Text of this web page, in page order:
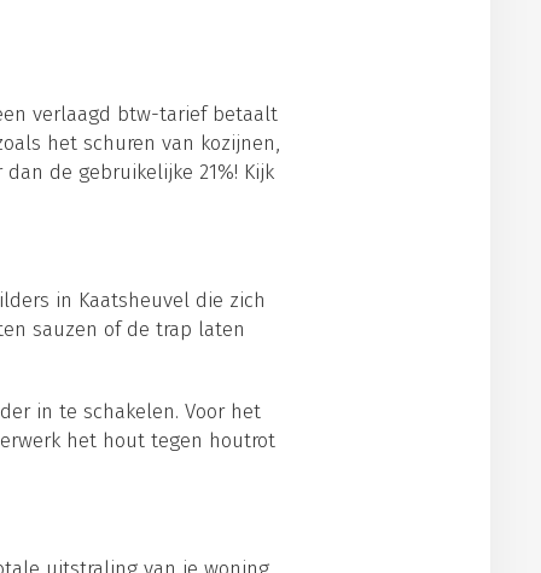
verlaagd btw-tarief betaalt
het schuren van kozijnen,
de gebruikelijke 21%! Kijk
in Kaatsheuvel die zich
sauzen of de trap laten
in te schakelen. Voor het
het hout tegen houtrot